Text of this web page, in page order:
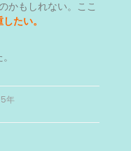
かもしれない。ここ
たい。
5年